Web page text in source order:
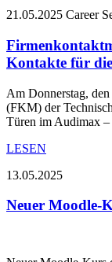
21.05.2025 Career
Kontakte für
Am Donnerstag,
(FKM) der
Türen im Audimax
LESEN
13.05.2025
Neuer Moodle-